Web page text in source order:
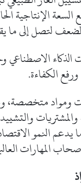
الإنتاجية
ما يقارب 15 مليون طن
الاصطناعي
الكفاءة.
ما يدعم النمو
المهارات